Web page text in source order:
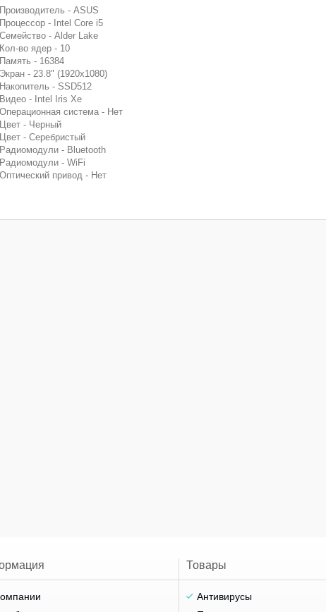
Производитель - ASUS
Процессор - Intel Core i5
Семейство - Alder Lake
Кол-во ядер - 10
Память - 16384
Экран - 23.8" (1920x1080)
Накопитель - SSD512
Видео - Intel Iris Xe
Операционная система - Нет
Цвет - Черный
Цвет - Серебристый
Радиомодули - Bluetooth
Радиомодули - WiFi
Оптический привод - Нет
Товары
Антивирусы